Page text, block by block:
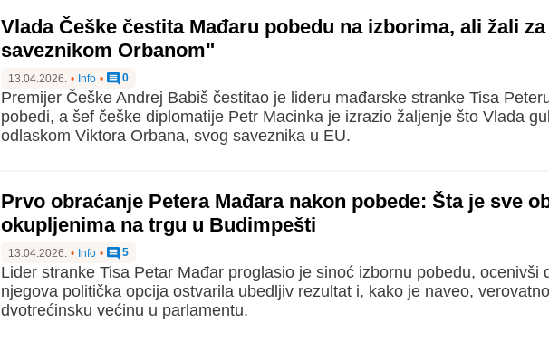
Vlada Češke čestita Mađaru pobedu na izborima, ali žali
saveznikom Orbanom"
13.04.2026. • Info • 0
Premijer Češke Andrej Babiš čestitao je lideru mađarske stranke Tisa
pobedi, a šef češke diplomatije Petr Macinka je izrazio žaljenje što Vlada
odlaskom Viktora Orbana, svog saveznika u EU.
Prvo obraćanje Petera Mađara nakon pobede: Šta je sve
okupljenima na trgu u Budimpešti
13.04.2026. • Info • 5
Lider stranke Tisa Petar Mađar proglasio je sinoć izbornu pobedu, ocenivši
njegova politička opcija ostvarila ubedljiv rezultat i, kako je naveo,
dvotrećinsku većinu u parlamentu.